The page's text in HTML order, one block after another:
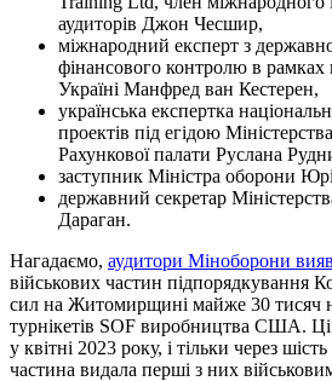
аудиторів Джон Чесшир,
міжнародний експерт з
фінансового контролю в
Україні Манфред ван Кестерен,
українська експертка
проектів під егідою
Рахункової палати Руслана
заступник Міністра оборони
державний секретар
Дараган.
Нагадаємо, аудитори Міноборони
військових частин підпорядкування
сил на Житомирщині майже 30 тисяч
турнікетів SOF виробництва США.
у квітні 2023 року, і тільки через шість
частина видала перші з них